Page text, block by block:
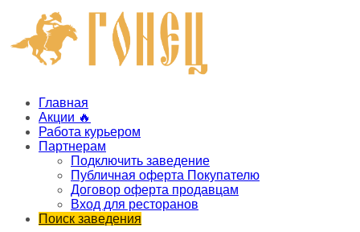
Главная
Акции 🔥
Работа курьером
Партнерам
Подключить заведение
Публичная оферта Покупателю
Договор оферта продавцам
Вход для ресторанов
Поиск заведения